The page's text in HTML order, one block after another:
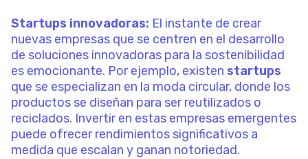
Startups innovadoras: El instante de crear
nuevas empresas que se centren en el desarrollo
de soluciones innovadoras para la sostenibilidad
es emocionante. Por ejemplo, existen startups
que se especializan en la moda circular, donde los
productos se diseñan para ser reutilizados o
reciclados. Invertir en estas empresas emergentes
puede ofrecer rendimientos significativos a
medida que escalan y ganan notoriedad.